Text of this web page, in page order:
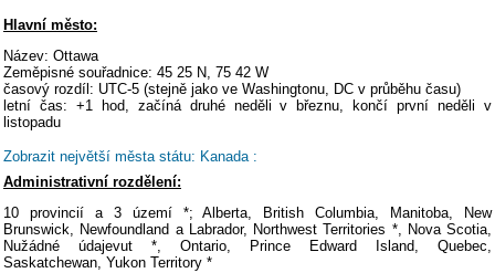
Hlavní město:
Název: Ottawa
Zeměpisné souřadnice: 45 25 N, 75 42 W
časový rozdíl: UTC-5 (stejně jako ve Washingtonu, DC v průběhu času)
letní čas: +1 hod, začíná druhé neděli v březnu, končí první neděli v
listopadu
Zobrazit největší města státu: Kanada :
Administrativní rozdělení:
10 provincií a 3 území *; Alberta, British Columbia, Manitoba, New
Brunswick, Newfoundland a Labrador, Northwest Territories *, Nova Scotia,
Nužádné údajevut *, Ontario, Prince Edward Island, Quebec,
Saskatchewan, Yukon Territory *